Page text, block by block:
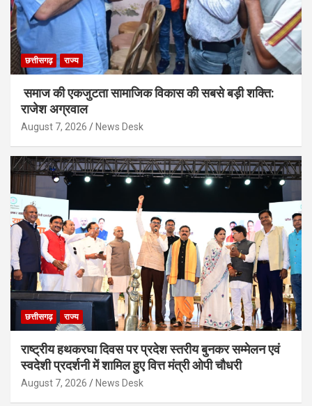
छत्तीसगढ़ राज्य
समाज की एकजुटता सामाजिक विकास की सबसे बड़ी शक्ति:
राजेश अग्रवाल
August 7, 2026 News Desk
छत्तीसगढ़ राज्य
राष्ट्रीय हथकरघा दिवस पर प्रदेश स्तरीय बुनकर सम्मेलन एवं
स्वदेशी प्रदर्शनी में शामिल हुए वित्त मंत्री ओपी चौधरी
August 7, 2026 News Desk